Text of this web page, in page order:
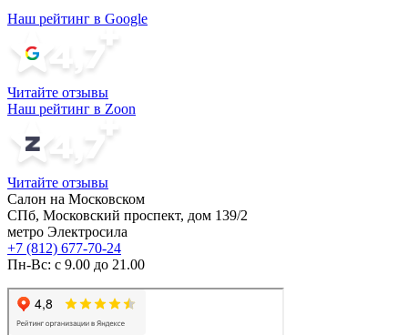
Наш рейтинг в Google
Читайте отзывы
Наш рейтинг в Zoon
Читайте отзывы
Салон на Московском
СПб, Московский проспект, дом 139/2
метро Электросила
+7 (812) 677-70-24
Пн-Вс: с 9.00 до 21.00